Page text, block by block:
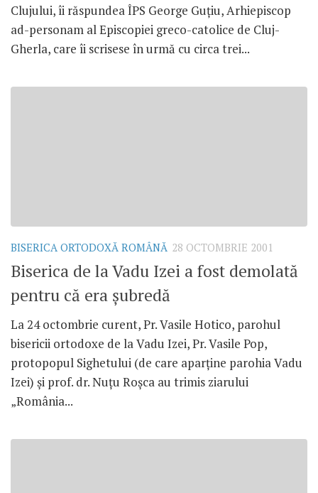
Clujului, îi răspundea ÎPS George Guţiu, Arhiepiscop
ad-personam al Episcopiei greco-catolice de Cluj-
Gherla, care îi scrisese în urmă cu circa trei...
BISERICA ORTODOXĂ ROMÂNĂ 28 OCTOMBRIE 2001
Biserica de la Vadu Izei a fost demolată
pentru că era şubredă
La 24 octombrie curent, Pr. Vasile Hotico, parohul
bisericii ortodoxe de la Vadu Izei, Pr. Vasile Pop,
protopopul Sighetului (de care aparţine parohia Vadu
Izei) şi prof. dr. Nuţu Roşca au trimis ziarului
„România...